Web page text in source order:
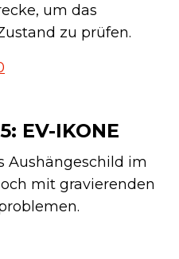
um das
zu prüfen.
EV-IKONE
Aushängeschild im
mit gravierenden